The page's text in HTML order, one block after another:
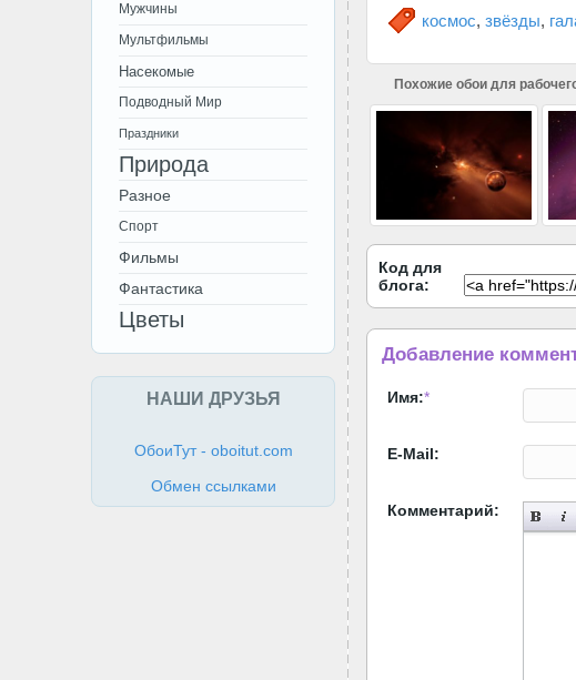
космос, звёзды,
Похожие обои для
Код для
блога:
Добавление
Имя:*
E-Mail:
Комментарий:
Мужчины
Мультфильмы
Насекомые
Подводный Мир
Праздники
Природа
Разное
Спорт
Фильмы
Фантастика
Цветы
НАШИ ДРУЗЬЯ
ОбоиТут - oboitut.com
Обмен ссылками